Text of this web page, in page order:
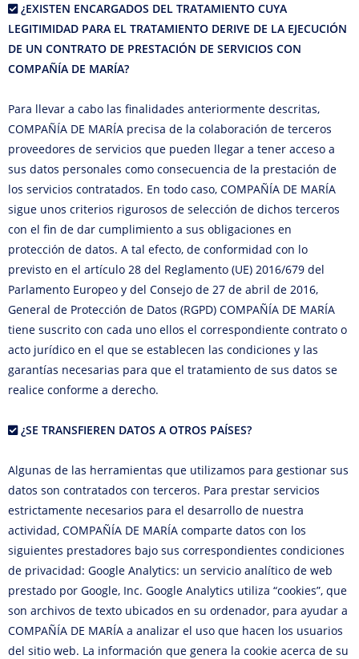
¿EXISTEN ENCARGADOS DEL TRATAMIENTO CUYA
LEGITIMIDAD PARA EL TRATAMIENTO DERIVE DE LA EJECUCIÓN
DE UN CONTRATO DE PRESTACIÓN DE SERVICIOS CON
COMPAÑÍA DE MARÍA?
Para llevar a cabo las finalidades anteriormente descritas,
COMPAÑÍA DE MARÍA precisa de la colaboración de terceros
proveedores de servicios que pueden llegar a tener acceso a
sus datos personales como consecuencia de la prestación de
los servicios contratados. En todo caso, COMPAÑÍA DE MARÍA
sigue unos criterios rigurosos de selección de dichos terceros
con el fin de dar cumplimiento a sus obligaciones en
protección de datos. A tal efecto, de conformidad con lo
previsto en el artículo 28 del Reglamento (UE) 2016/679 del
Parlamento Europeo y del Consejo de 27 de abril de 2016,
General de Protección de Datos (RGPD) COMPAÑÍA DE MARÍA
tiene suscrito con cada uno ellos el correspondiente contrato o
acto jurídico en el que se establecen las condiciones y las
garantías necesarias para que el tratamiento de sus datos se
realice conforme a derecho.
¿SE TRANSFIEREN DATOS A OTROS PAÍSES?
Algunas de las herramientas que utilizamos para gestionar sus
datos son contratados con terceros. Para prestar servicios
estrictamente necesarios para el desarrollo de nuestra
actividad, COMPAÑÍA DE MARÍA comparte datos con los
siguientes prestadores bajo sus correspondientes condiciones
de privacidad: Google Analytics: un servicio analítico de web
prestado por Google, Inc. Google Analytics utiliza “cookies”, que
son archivos de texto ubicados en su ordenador, para ayudar a
COMPAÑÍA DE MARÍA a analizar el uso que hacen los usuarios
del sitio web. La información que genera la cookie acerca de su